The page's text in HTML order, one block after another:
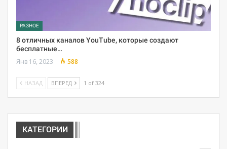
РАЗНОЕ
8 отличных каналов YouTube, которые создают
бесплатные…
Янв 16, 2023 588
НАЗАД ВПЕРЕД 1 of 324
КАТЕГОРИИ